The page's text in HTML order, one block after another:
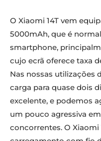
O Xiaomi 14T vem
5000mAh, que é
smartphone,
cujo ecrã oferece taxa
Nas nossas utilizações
carga para quase dois
excelente, e podemos
um pouco agressiva
concorrentes. O